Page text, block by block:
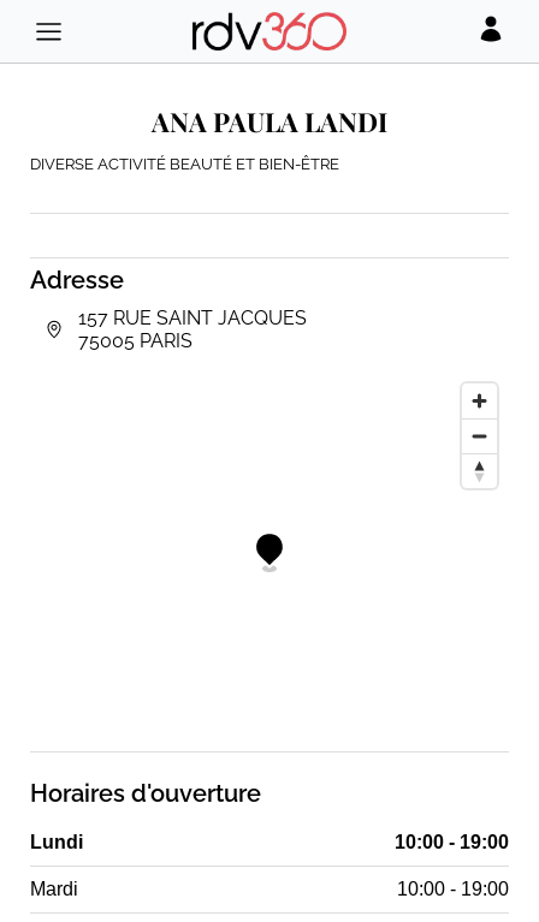
Adresse
157 RUE SAINT JACQUES
75005 PARIS
Horaires d'ouverture
Lundi 10:00 - 19:00
Mardi 10:00 - 19:00
ANA PAULA LANDI
DIVERSE ACTIVITÉ BEAUTÉ ET BIEN-ÊTRE